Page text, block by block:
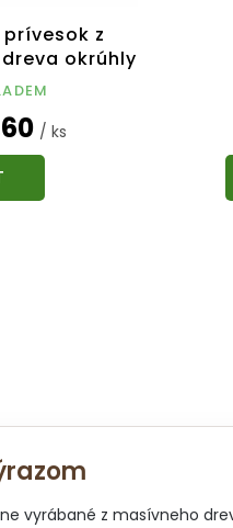
prívesok z
okrúhly
výrobok
/ ks
vyrábané z masívneho